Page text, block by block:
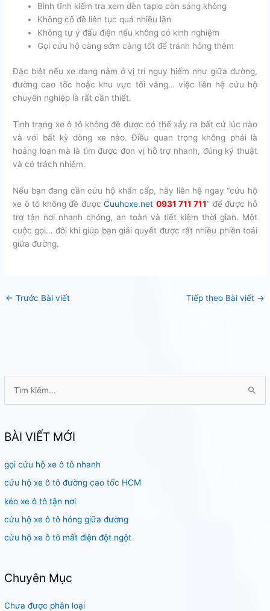
k
ế
m
:
BÀI VIẾT MỚI
gọi cứu hộ xe ô tô nhanh
cứu hộ xe ô tô đường cao tốc HCM
kéo xe ô tô tận nơi
cứu hộ xe ô tô hỏng giữa đường
cứu hộ xe ô tô mất điện đột ngột
Chuyên Mục
Chưa được phân loại
Bình tĩnh kiểm tra xem đèn taplo còn sáng không
Không cố đề liên tục quá nhiều lần
Không tự ý đấu điện nếu không có kinh nghiệm
Gọi cứu hộ càng sớm càng tốt để tránh hỏng thêm
Đặc biệt nếu xe đang nằm ở vị trí nguy hiểm như giữa đường,
đường cao tốc hoặc khu vực tối vắng… việc liên hệ cứu hộ
chuyên nghiệp là rất cần thiết.
Tình trạng xe ô tô không đề được có thể xảy ra bất cứ lúc nào
và với bất kỳ dòng xe nào. Điều quan trọng không phải là
hoảng loạn mà là tìm được đơn vị hỗ trợ nhanh, đúng kỹ thuật
và có trách nhiệm.
Nếu bạn đang cần cứu hộ khẩn cấp, hãy liên hệ ngay “cứu hộ
xe ô tô không đề được Cuuhoxe.net 0931 711 711” để được hỗ
trợ tận nơi nhanh chóng, an toàn và tiết kiệm thời gian. Một
cuộc gọi… đôi khi giúp bạn giải quyết được rất nhiều phiền toái
giữa đường.
← Trước Bài viết Tiếp theo Bài viết →